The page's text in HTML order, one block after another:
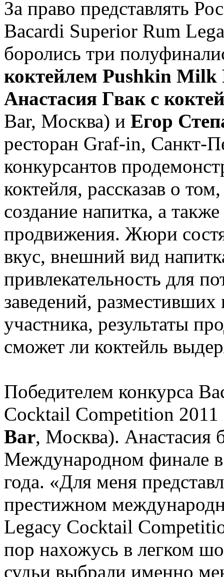
За право представлять
Bacardi Superior Rum
боролись три
коктейлем Pushkin Milk
Анастасия Гвак с
Bar, Москва) и Егор
ресторан Graf-in, Санкт-
конкурсантов
коктейля, рассказав о
создание напитка, а
продвижения. Жюри
вкус, внешний вид
привлекательность для
заведений,
участника, результаты
сможет ли коктейль
Победителем конкурса
Cocktail Competition 2011
Bar, Москва). Анастасия
Международном финале
года. «Для меня
престижном
Legacy Cocktail
пор нахожусь в легком
судьи выбрали именно